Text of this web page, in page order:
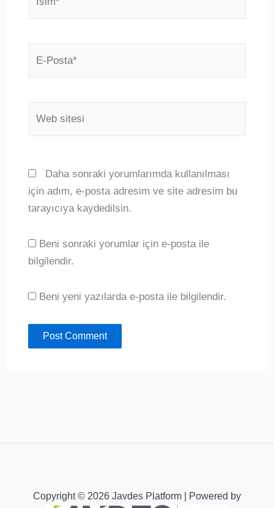
Daha sonraki yorumlarımda kullanılması
için adım, e-posta adresim ve site adresim bu
tarayıcıya kaydedilsin.
Beni sonraki yorumlar için e-posta ile
bilgilendir.
Beni yeni yazılarda e-posta ile bilgilendir.
Copyright © 2026 Javdes Platform | Powered by